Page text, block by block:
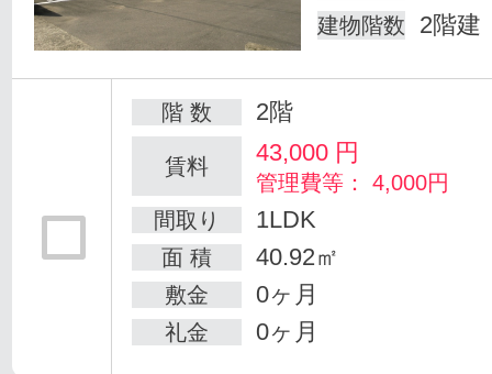
建物階数 2階建
階 数 2階
賃料 43,000 円
管理費等： 4,000円
間取り
1LDK
面 積 40.92㎡
敷金 0ヶ月
礼金 0ヶ月